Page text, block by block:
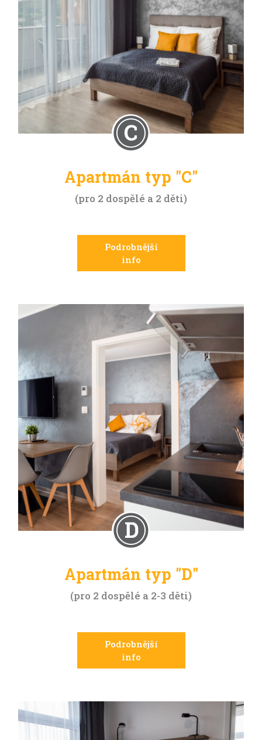
Apartmán typ "C"
pro 2 dospělé a 2 děti
Podrobnější
info
Apartmán typ "D"
pro 2 dospělé a 2-3 děti
Podrobnější
info